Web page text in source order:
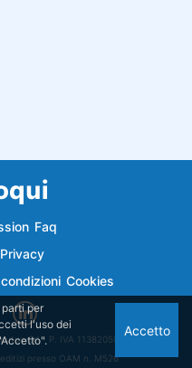
Faq
Privacy
Cookies
Srl - P. IVA 11382050018
presso OAM n. M526
per
l'uso dei
Accetto